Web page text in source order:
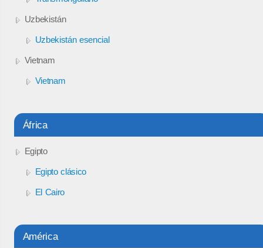
Uzbekistán
Uzbekistán esencial
Vietnam
Vietnam
África
Egipto
Egipto clásico
El Cairo
América